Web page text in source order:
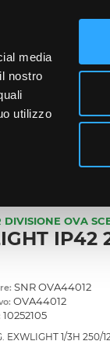
media
nostro
utilizzo
DIVISIONE OVA
IP42
SNR OVA44012
OVA44012
10252105
EXWLIGHT 1/3H 250/